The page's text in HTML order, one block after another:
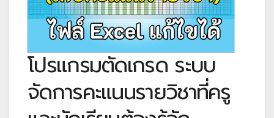
โปรแกรมตัดเกรด ระบบ
จัดการคะแนนรายวิชาที่ครู